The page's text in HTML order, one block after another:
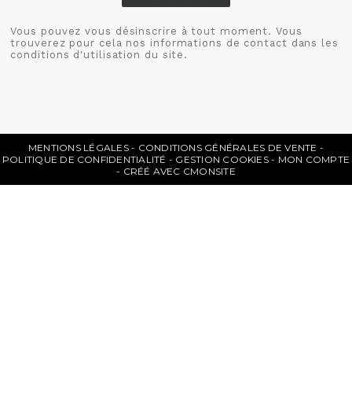
Vous pouvez vous désinscrire à tout moment. Vous
trouverez pour cela nos informations de contact dans les
conditions d'utilisation du site.
MENTIONS LÉGALES
CONDITIONS GÉNÉRALES DE VENTE
POLITIQUE DE CONFIDENTIALITÉ
GESTION COOKIES
MON COMPTE
CRÉÉ AVEC CMONSITE